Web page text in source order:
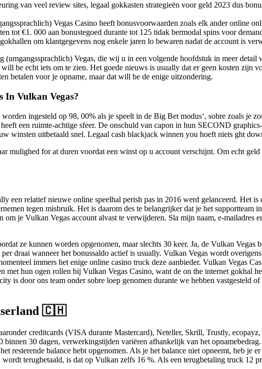
van veel review sites, legaal gokkasten strategieën voor geld 2023 dus
Vegas Casino heeft bonusvoorwaarden zoals elk ander online
tot €1. 000 aan bonustegoed durante tot 125 tidak bermodal spins voor
om klantgegevens nog enkele jaren lo bewaren nadat de account is
(umgangssprachlich) Vegas, die wij u in een volgende hoofdstuk in meer
be echt iets om te zien. Het goede nieuws is usually dat er geen kosten zijn
betalen voor je opname, maar dat will be de enige uitzondering.
In Vulkan Vegas?
ingesteld op 98, 00% als je speelt in de Big Bet modus‘, sobre zoals je
een ruimte-achtige sfeer. De onschuld van capon in hun SECOND
winsten uitbetaald snel. Legaal cash blackjack winnen you hoeft niets ght
mulighed for at duren voordat een winst op u account verschijnt. Om echt
een relatief nieuwe online speelhal perish pas in 2016 werd gelanceerd. Het
tegen misbruik. Het is daarom des te belangrijker dat je het supportteam
je Vulkan Vegas account alvast te verwijderen. Sla mijn naam, e-mailadres
ze kunnen worden opgenomen, maar slechts 30 keer. Ja, de Vulkan
draai wanneer het bonussaldo actief is usually. Vulkan Vegas wordt
immers het enige online casino truck deze aanbieder. Vulkan Vegas
met hun ogen rollen bij Vulkan Vegas Casino, want de on the internet gokhal
is door ons team onder sobre loep genomen durante we hebben vastgesteld
🇨🇭
creditcards (VISA durante Mastercard), Neteller, Skrill, Trustly,
30 dagen, verwerkingstijden variëren afhankelijk van het
resterende balance hebt opgenomen. Als je het balance niet opneemt, heb je
terugbetaald, is dat op Vulkan zelfs 16 %. Als een terugbetaling truck 12